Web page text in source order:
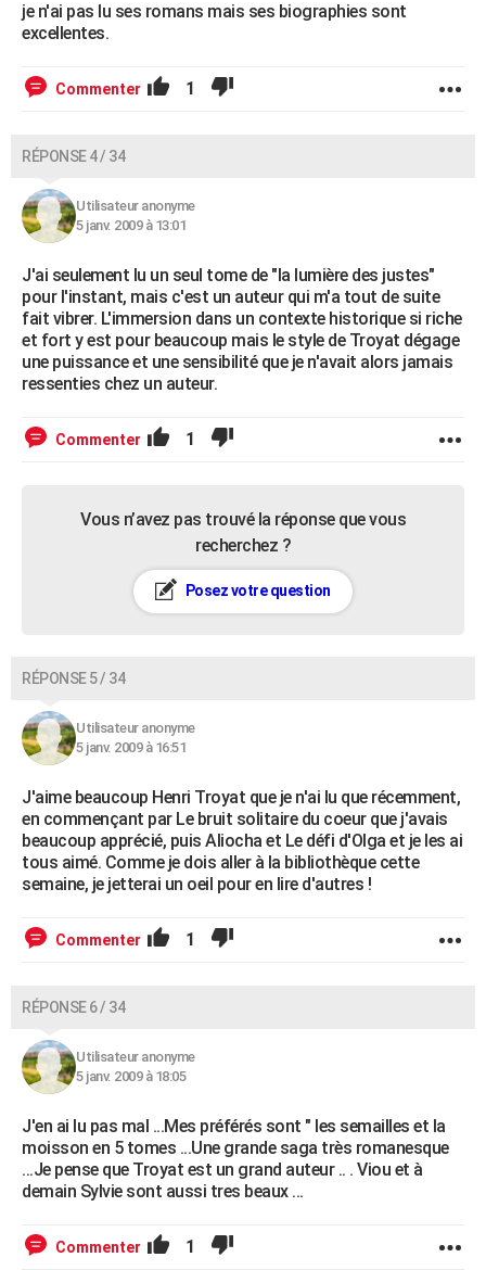
je n'ai pas lu ses romans mais ses biographies sont
excellentes.
Commenter 1
RÉPONSE 4 / 34
Utilisateur anonyme
5 janv. 2009 à 13:01
J'ai seulement lu un seul tome de "la lumière des justes"
pour l'instant, mais c'est un auteur qui m'a tout de suite
fait vibrer. L'immersion dans un contexte historique si riche
et fort y est pour beaucoup mais le style de Troyat dégage
une puissance et une sensibilité que je n'avait alors jamais
ressenties chez un auteur.
Commenter 1
Vous n’avez pas trouvé la réponse que vous
recherchez ?
Posez votre question
RÉPONSE 5 / 34
Utilisateur anonyme
5 janv. 2009 à 16:51
J'aime beaucoup Henri Troyat que je n'ai lu que récemment,
en commençant par Le bruit solitaire du coeur que j'avais
beaucoup apprécié, puis Aliocha et Le défi d'Olga et je les ai
tous aimé. Comme je dois aller à la bibliothèque cette
semaine, je jetterai un oeil pour en lire d'autres !
Commenter 1
RÉPONSE 6 / 34
Utilisateur anonyme
5 janv. 2009 à 18:05
J'en ai lu pas mal ...Mes préférés sont " les semailles et la
moisson en 5 tomes ...Une grande saga très romanesque
...Je pense que Troyat est un grand auteur .. . Viou et à
demain Sylvie sont aussi tres beaux ...
Commenter 1